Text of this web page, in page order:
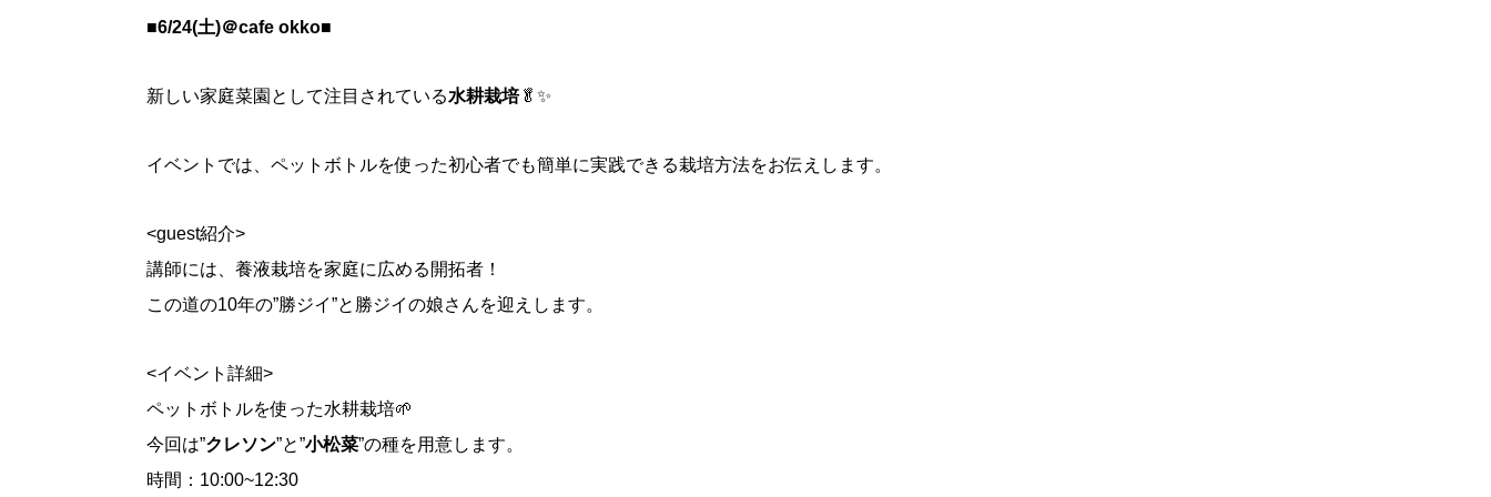
■6/24(土)＠cafe okko■
新しい家庭菜園として注目されている水耕栽培🥬✨
イベントでは、ペットボトルを使った初心者でも簡単に実践できる栽培方法をお伝えします。
<guest紹介>
講師には、養液栽培を家庭に広める開拓者！
この道の10年の”勝ジイ”と勝ジイの娘さんを迎えします。
<イベント詳細>
ペットボトルを使った水耕栽培🌱
今回は”クレソン”と”小松菜”の種を用意します。
時間：10:00~12:30